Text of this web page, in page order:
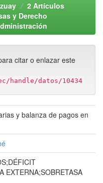
2 Artículos
y Derecho
citar o enlazar este
handle/datos/10434
y balanza de pagos en
EXTERNA;SOBRETASA